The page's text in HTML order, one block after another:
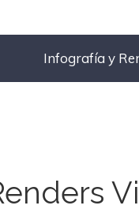
Infografía y